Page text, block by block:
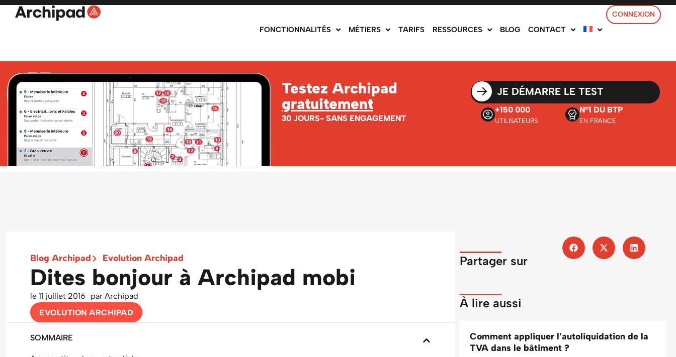
FONCTIONNALITÉS MÉTIERS TARIFS RESSOURCES BLOG CONTACT
CONNEXION
Testez Archipad
gratuitement
30 JOURS- SANS ENGAGEMENT
JE DÉMARRE LE TEST
+150 000
UTILISATEURS
N°1 DU BTP
EN FRANCE
Blog Archipad Evolution Archipad
Dites bonjour à Archipad mobi
le 11 juillet 2016 par Archipad
EVOLUTION ARCHIPAD
SOMMAIRE
Partager sur
À lire aussi
Comment appliquer l’autoliquidation de la
TVA dans le bâtiment ?